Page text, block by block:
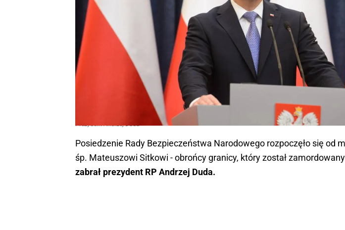
Prezydent Andrzej Duda
Posiedzenie Rady Bezpieczeństwa Narodowego rozpoczęło się od
śp. Mateuszowi Sitkowi - obrońcy granicy, który został
zabrał prezydent RP Andrzej Duda.